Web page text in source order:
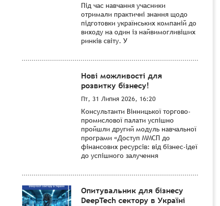
Під час навчання учасники
отримали практичні знання щодо
підготовки українських компаній до
виходу на один із найвимогливіших
ринків світу. У
Нові можливості для
розвитку бізнесу!
Пт, 31 Липня 2026, 16:20
Консультанти Вінницької торгово-
промислової палати успішно
пройшли другий модуль навчальної
програми «Доступ ММСП до
фінансових ресурсів: від бізнес-ідеї
до успішного залучення
Опитувальник для бізнесу
DeepTech сектору в Україні